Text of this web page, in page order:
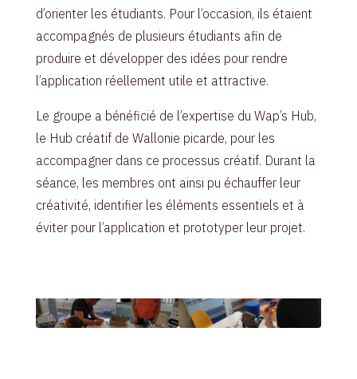
d’orienter les étudiants. Pour l’occasion, ils étaient
accompagnés de plusieurs étudiants afin de
produire et développer des idées pour rendre
l’application réellement utile et attractive.
Le groupe a bénéficié de l’expertise du Wap’s Hub,
le Hub créatif de Wallonie picarde, pour les
accompagner dans ce processus créatif. Durant la
séance, les membres ont ainsi pu échauffer leur
créativité, identifier les éléments essentiels et à
éviter pour l’application et prototyper leur projet.